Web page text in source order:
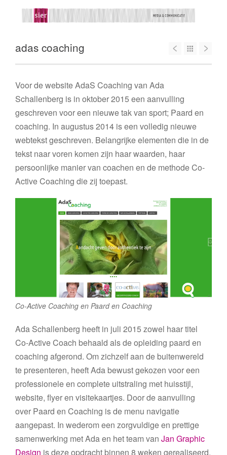
adas coaching
Voor de website AdaS Coaching van Ada
Schallenberg is in oktober 2015 een aanvulling
geschreven voor een nieuwe tak van sport; Paard en
coaching. In augustus 2014 is een volledig nieuwe
webtekst geschreven. Belangrijke elementen die in de
tekst naar voren komen zijn haar waarden, haar
persoonlijke manier van coachen en de methode Co-
Active Coaching die zij toepast.
Co-Active Coaching en Paard en Coaching
Ada Schallenberg heeft in juli 2015 zowel haar titel
Co-Active Coach behaald als de opleiding paard en
coaching afgerond. Om zichzelf aan de buitenwereld
te presenteren, heeft Ada bewust gekozen voor een
professionele en complete uitstraling met huisstijl,
website, flyer en visitekaartjes. Door de aanvulling
over Paard en Coaching is de menu navigatie
aangepast. In wederom een zorgvuldige en prettige
samenwerking met Ada en het team van Jan Graphic
Design is deze opdracht binnen 8 weken gerealiseerd.